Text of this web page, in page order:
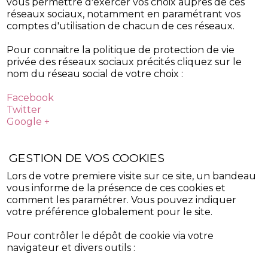
réseaux sociaux, notamment en paramétrant vos
comptes d'utilisation de chacun de ces réseaux.
Pour connaitre la politique de protection de vie
privée des réseaux sociaux précités cliquez sur le
nom du réseau social de votre choix :
Facebook
Twitter
Google +
GESTION DE VOS COOKIES
Lors de votre premiere visite sur ce site, un bandeau
vous informe de la présence de ces cookies et
comment les paramétrer. Vous pouvez indiquer
votre préférence globalement pour le site.
Pour contrôler le dépôt de cookie via votre
navigateur et divers outils :